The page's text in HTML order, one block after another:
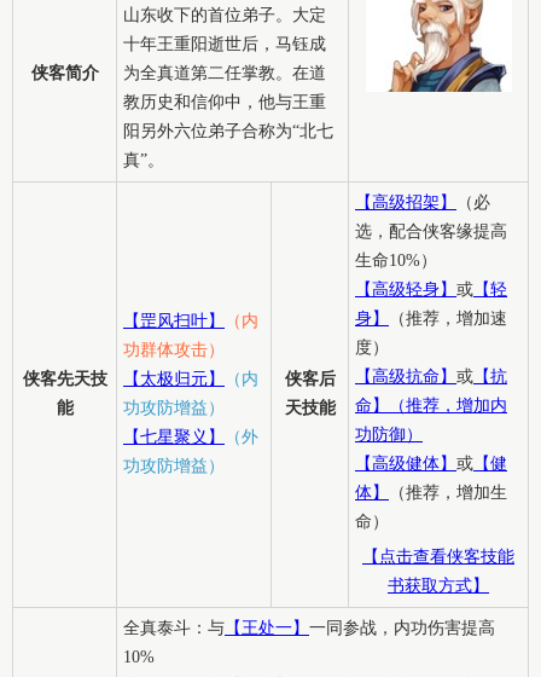
侠客简介
山东收下的首位弟子。大定
十年王重阳逝世后，马钰成
为全真道第二任掌教。在道
教历史和信仰中，他与王重
阳另外六位弟子合称为“北七
真”。
侠客先天技
能
【罡风扫叶】
（内
功群体攻击）
【太极归元】
（内
功攻防增益）
【七星聚义】
（外
功攻防增益）
侠客后
天技能
【高级招架】
（必
选，配合侠客缘提高
生命10%）
【高级轻身】 或 【轻
身】
（推荐，增加速
度）
【高级抗命】 或 【抗
命】（推荐，增加内
功防御）
【高级健体】 或 【健
体】
（推荐，增加生
命）
【点击查看侠客技能
书获取方式】
全真泰斗：与 【王处一】 一同参战，内功伤害提高
10%